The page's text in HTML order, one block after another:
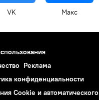
VK Макс
Реклама
конфиденциальности
Cookie и автоматического